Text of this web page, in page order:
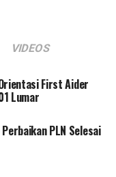
VIDEOS
First Aider
Lumar
PLN Selesai